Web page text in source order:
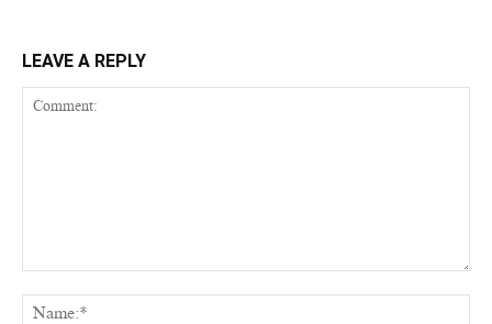
LEAVE A REPLY